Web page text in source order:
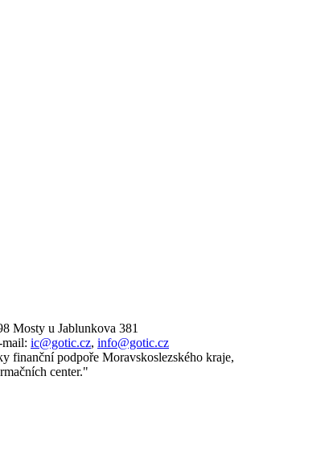
Mosty u Jablunkova 381
mail: ic@gotic.cz, info@gotic.cz
finanční podpoře Moravskoslezského kraje,
center."